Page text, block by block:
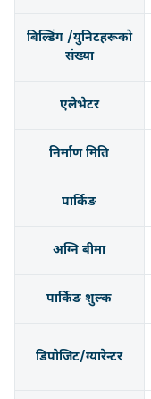
बिल्डिंग /युनिटहरूको
संख्या
एलेभेटर
निर्माण मिति
पार्किङ
अग्नि बीमा
पार्किङ शुल्क
डिपोजिट/ग्यारेन्टर